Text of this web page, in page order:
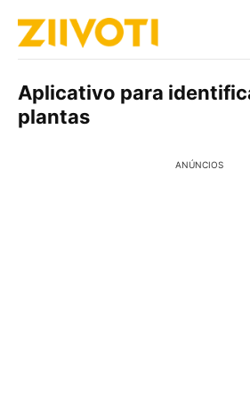
Aplicativo para
plantas
ANÚNCIOS